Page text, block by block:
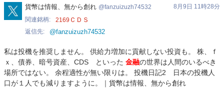
fanzuizuzh74532
貨幣は情報、無から創れ fanzuizuzh74532
8月9日 11時28分
関連銘柄
2169 ＣＤＳ
返信先 @fanzuizuzh74532
私は投機を推奨しません。 供給力増加に貢献しない投資も。 株、ｆ
ｘ、債券、暗号資産、CDS といった 金融の世界は人間のいるべき
場所ではない。 余程適性が無い限りは。 投機日記2 日本の投機人
口が１人でも減りますように。｜貨幣は情報、無から創れ